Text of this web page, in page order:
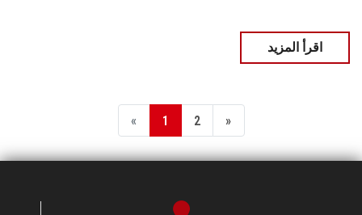
اقرأ المزيد
« 1 2 »